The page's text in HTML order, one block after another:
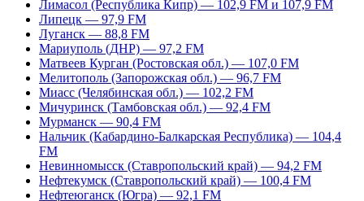
Лимасол (Республика Кипр) — 102,9 FM и 107,9 FM
Липецк — 97,9 FM
Луганск — 88,8 FM
Мариуполь (ДНР) — 97,2 FM
Матвеев Курган (Ростовская обл.) — 107,0 FM
Мелитополь (Запорожская обл.) — 96,7 FM
Миасс (Челябинская обл.) — 102,2 FM
Мичуринск (Тамбовская обл.) — 92,4 FM
Мурманск — 90,4 FM
Нальчик (Кабардино-Балкарская Республика) — 104,4
FM
Невинномысск (Ставропольский край) — 94,2 FM
Нефтекумск (Ставропольский край) — 100,4 FM
Нефтеюганск (Югра) — 92,1 FM